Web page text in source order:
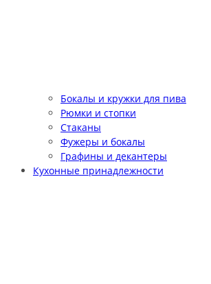
Бокалы и кружки для пива
Рюмки и стопки
Стаканы
Фужеры и бокалы
Графины и декантеры
Кухонные принадлежности